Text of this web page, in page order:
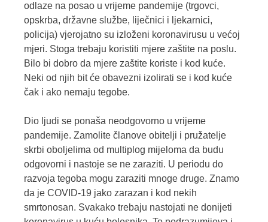
odlaze na posao u vrijeme pandemije (trgovci,
opskrba, državne službe, liječnici i ljekarnici,
policija) vjerojatno su izloženi koronavirusu u većoj
mjeri. Stoga trebaju koristiti mjere zaštite na poslu.
Bilo bi dobro da mjere zaštite koriste i kod kuće.
Neki od njih bit će obavezni izolirati se i kod kuće
čak i ako nemaju tegobe.
Dio ljudi se ponaša neodgovorno u vrijeme
pandemije. Zamolite članove obitelji i pružatelje
skrbi oboljelima od multiplog mijeloma da budu
odgovorni i nastoje se ne zaraziti. U periodu do
razvoja tegoba mogu zaraziti mnoge druge. Znamo
da je COVID-19 jako zarazan i kod nekih
smrtonosan. Svakako trebaju nastojati ne donijeti